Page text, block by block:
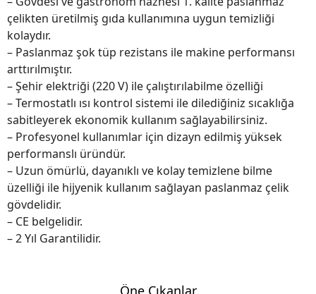
çelikten üretilmiş gıda kullanımına uygun temizliği
kolaydır.
– Paslanmaz şok tüp rezistans ile makine performansı
arttırılmıştır.
– Şehir elektriği (220 V) ile çalıştırılabilme özelliği
– Termostatlı ısı kontrol sistemi ile dilediğiniz sıcaklığa
sabitleyerek ekonomik kullanım sağlayabilirsiniz.
– Profesyonel kullanımlar için dizayn edilmiş yüksek
performanslı üründür.
– Uzun ömürlü, dayanıklı ve kolay temizlene bilme
üzelliği ile hijyenik kullanım sağlayan paslanmaz çelik
gövdelidir.
– CE belgelidir.
– 2 Yıl Garantilidir.
Öne Çıkanlar